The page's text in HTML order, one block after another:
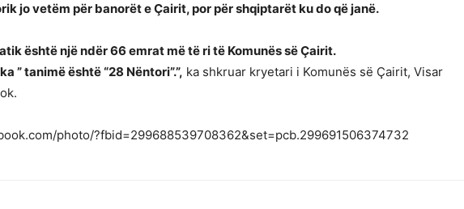
jo vetëm për banorët e Çairit, por për shqiptarët ku do që janë.
është një ndër 66 emrat më të ri të Komunës së Çairit.
” tanimë është “28 Nëntori”.”, ka shkruar kryetari i Komunës së Çairit, Visar
photo/?fbid=299688539708362&set=pcb.299691506374732